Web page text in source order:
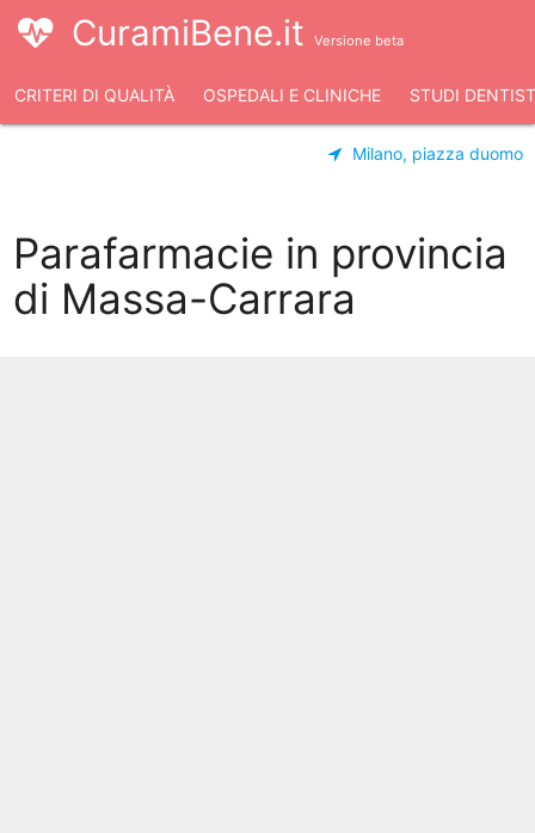
CuramiBene.it Versione beta
CRITERI DI QUALITÀ OSPEDALI E CLINICHE STUDI
Milano, piazza duomo
Parafarmacie in provincia
di Massa-Carrara